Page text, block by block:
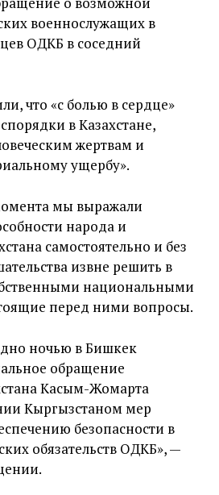
военнослужащих в
ОДКБ в соседний
что «с болью в сердце»
в Казахстане,
жертвам и
ущербу».
мы выражали
народа и
самостоятельно и без
извне решить в
национальными
перед ними вопросы.
ночью в Бишкек
обращение
Касым-Жомарта
Кыргызстаном мер
безопасности в
обязательств ОДКБ», —